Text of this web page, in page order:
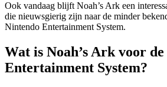
Ook vandaag blijft Noah’s Ark een
die nieuwsgierig zijn naar de minder
Nintendo Entertainment System.
Wat is Noah’s Ark voor
Entertainment System?